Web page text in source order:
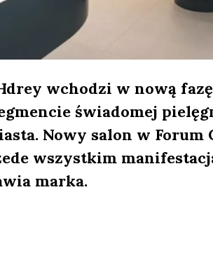
wchodzi w nową
świadomej
Nowy salon w
wszystkim
marka.